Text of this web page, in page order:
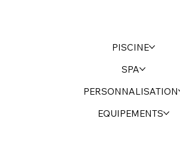
PISCINE
SPA
PERSONNALISATION
EQUIPEMENTS